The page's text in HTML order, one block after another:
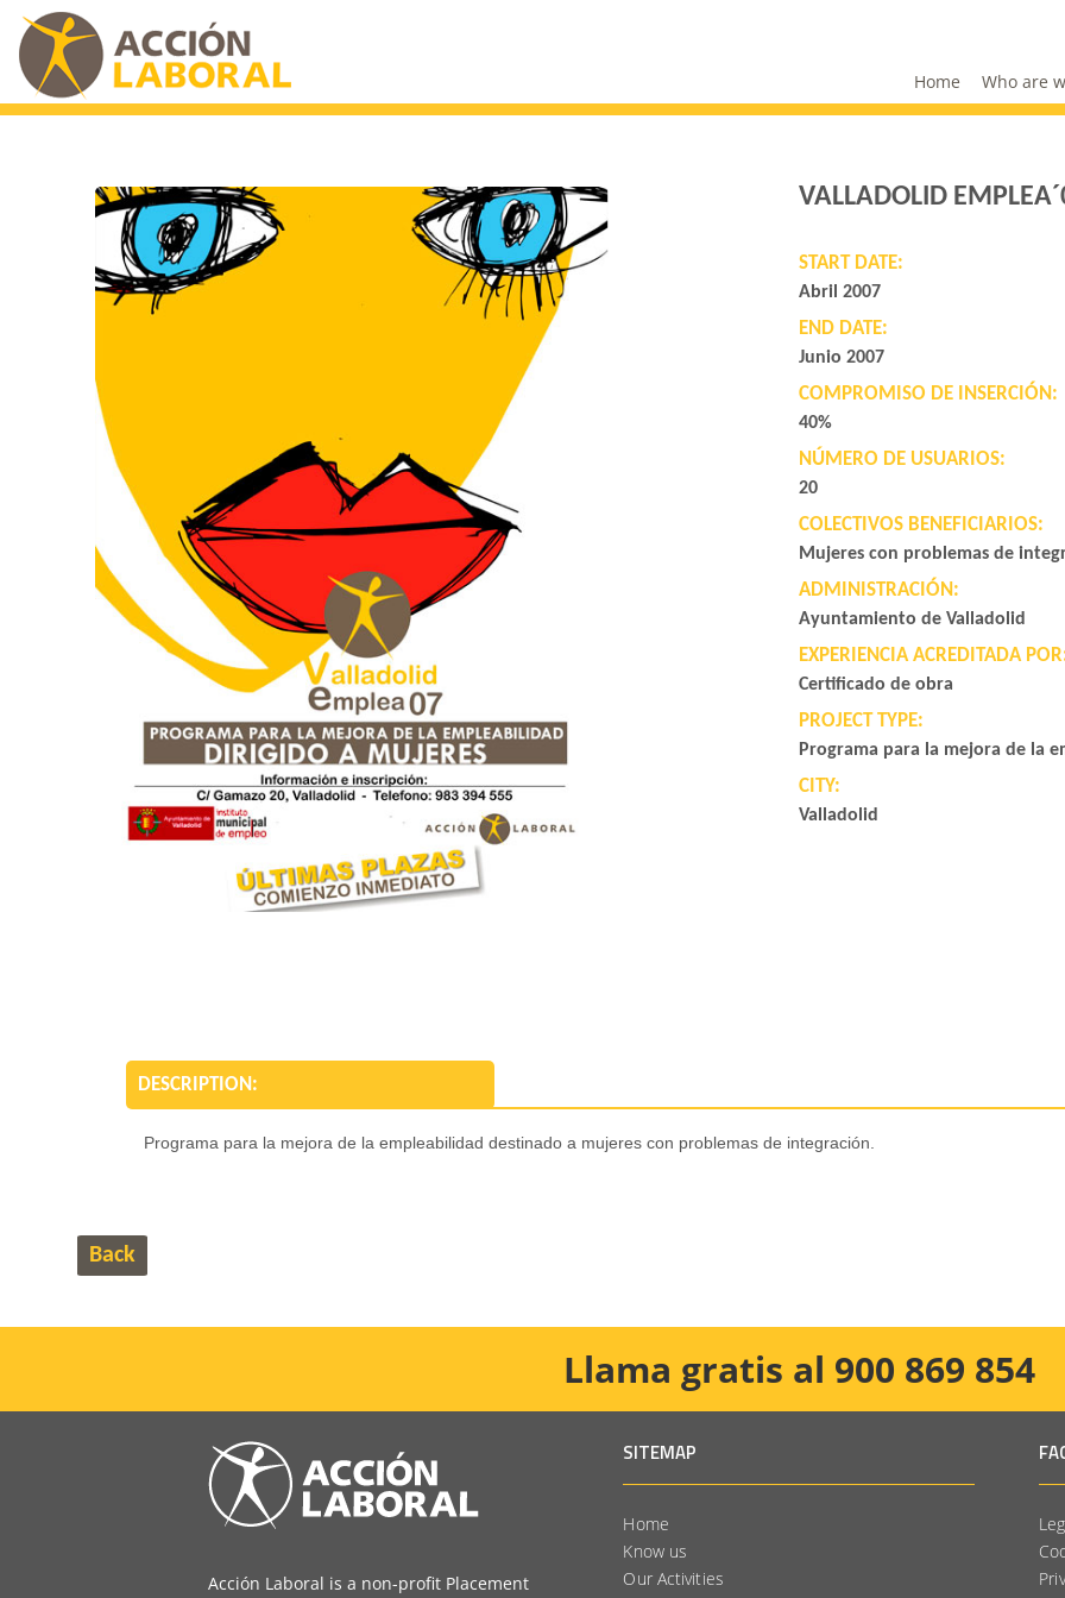
Home Who are
VALLADOLID
START DATE:
Abril 2007
END DATE:
Junio 2007
COMPROMISO DE INSERCIÓN:
40%
NÚMERO DE USUARIOS:
20
COLECTIVOS BENEFICIARIOS:
Mujeres con problemas de
ADMINISTRACIÓN:
Ayuntamiento de Valladolid
EXPERIENCIA ACREDITADA
Certificado de obra
PROJECT TYPE:
Programa para la mejora de la
CITY:
Valladolid
DESCRIPTION:
Programa para la mejora de la empleabilidad destinado a mujeres con problemas de integración.
Back
Llama gratis al 900 869 854
Acción Laboral is a non-profit Placement
SITEMAP
Home
Know us
Our Activities